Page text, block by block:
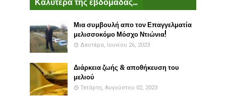
Μια συμβουλή απο τον Επαγγελματία
μελισσοκόμο Μόσχο Ντιώνια!
Δευτέρα, Ιουνίου 26, 2023
Διάρκεια ζωής & αποθήκευση του
μελιού
Τετάρτη, Αυγούστου 02, 2023